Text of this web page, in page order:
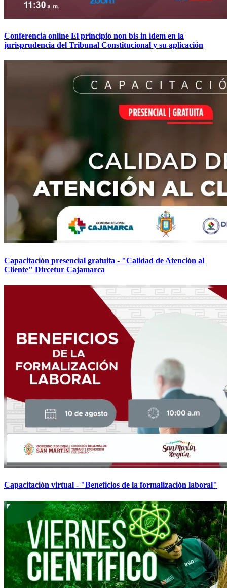
Conferencia online El principio non bis in idem en la
jurisprudencia del Tribunal Constitucional y su aplicación
Capacitación presencial gratuita - "Calidad de Atención al
Cliente" Dircetur Cajamarca
Capacitación virtual - "Beneficios de la formalización laboral"